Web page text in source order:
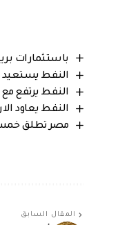
باستثمارات
النفط يستعيد عافيته فوق الـ 60 دولاراً.. التوترات
النفط يرتفع
النفط يعاود
مصر تطلق خمس
المقال السابق